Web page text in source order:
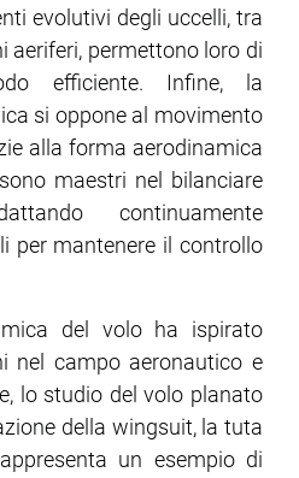
evolutivi degli uccelli, tra
aeriferi, permettono loro di
efficiente. Infine, la
si oppone al movimento
alla forma aerodinamica
maestri nel bilanciare
continuamente
per mantenere il controllo
del volo ha ispirato
nel campo aeronautico e
lo studio del volo planato
della wingsuit, la tuta
un esempio di